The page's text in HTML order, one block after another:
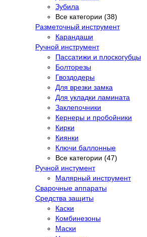
Зубила
Все категории (38)
Разметочный инструмент
Карандаши
Ручной инструмент
Пассатижи и плоскогубцы
Болторезы
Гвоздодеры
Для врезки замка
Для укладки ламината
Заклепочники
Кернеры и пробойники
Кирки
Киянки
Ключи баллонные
Все категории (47)
Ручной инстумент
Малярный инструмент
Сварочные аппараты
Средства защиты
Каски
Комбинезоны
Маски